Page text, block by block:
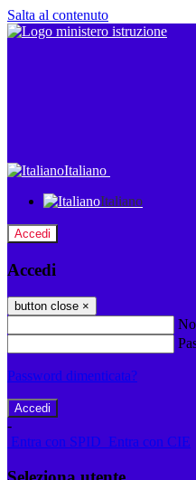
Salta al contenuto
Italiano
Italiano
Accedi
Accedi
button close ×
Password dimenticata?
-
Entra con SPID Entra con CIE